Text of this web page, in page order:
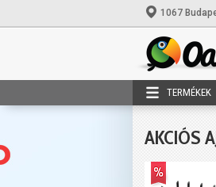
1067
TERMÉKEK
AKCIÓS